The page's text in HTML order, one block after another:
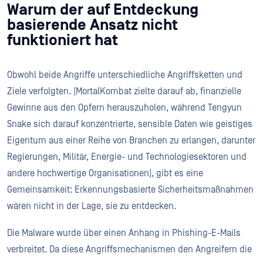
Warum der auf Entdeckung
basierende Ansatz nicht
funktioniert hat
Obwohl beide Angriffe unterschiedliche Angriffsketten und
Ziele verfolgten. (MortalKombat zielte darauf ab, finanzielle
Gewinne aus den Opfern herauszuholen, während Tengyun
Snake sich darauf konzentrierte, sensible Daten wie geistiges
Eigentum aus einer Reihe von Branchen zu erlangen, darunter
Regierungen, Militär, Energie- und Technologiesektoren und
andere hochwertige Organisationen), gibt es eine
Gemeinsamkeit: Erkennungsbasierte Sicherheitsmaßnahmen
wären nicht in der Lage, sie zu entdecken.
Die Malware wurde über einen Anhang in Phishing-E-Mails
verbreitet. Da diese Angriffsmechanismen den Angreifern die